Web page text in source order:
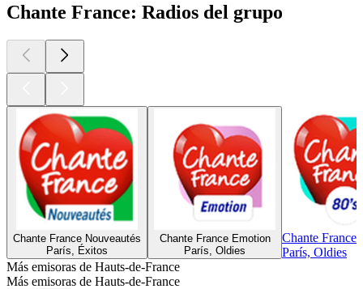
Chante France: Radios del grupo
Chante France Nouveautés
París, Éxitos
Chante France Emotion
París, Oldies
Chante France
París, Oldies
Más emisoras de Hauts-de-France
Más emisoras de Hauts-de-France